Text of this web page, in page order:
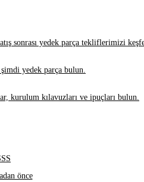
sonrası yedek parça tekliflerimizi
yedek parça bulun.
kurulum kılavuzları ve ipuçları bulun.
önce